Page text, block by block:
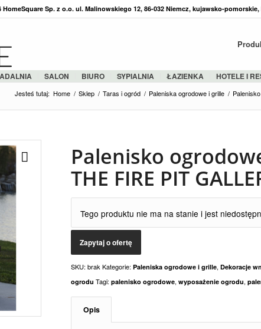
Sp. z o.o. ul. Malinowskiego 12, 86-032 Niemcz, kujawsko-pomorskie,
SALON BIURO SYPIALNIA ŁAZIENKA HOTELE I
Jesteś tutaj: Home / Sklep / Taras i ogród / Paleniska ogrodowe i grille /
Palenisko
THE FIRE PIT
Tego produktu nie ma na stanie i jest
SKU: brak Kategorie: Paleniska ogrodowe i grille, Dekoracje
ogrodu Tagi: palenisko ogrodowe, wyposażenie ogrodu,
Opis